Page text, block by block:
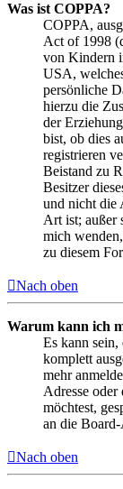
Was ist COPPA?
COPPA,
Act of 1998
von Kindern
USA,
persönliche
hierzu die
der
bist, ob dies
registrieren
Beistand zu
Besitzer
und nicht die
Art ist; außer
mich
zu diesem
Nach oben
Warum kann ich
Es kann
komplett
mehr
Adresse
möchtest,
an die
Nach oben